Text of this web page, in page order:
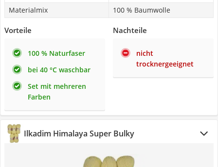
Materialmix
100 % Baumwolle
Vorteile
100 % Naturfaser
bei 40 °C waschbar
Set mit mehreren
Farben
Nachteile
nicht
trocknergeeignet
Ilkadim Himalaya Super Bulky